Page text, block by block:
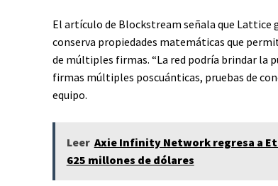
El artículo de Blockstream señala que Lattice
conserva propiedades matemáticas que
de múltiples firmas. “La red podría brindar la
firmas múltiples poscuánticas, pruebas de
equipo.
Leer Axie Infinity Network regresa a
625 millones de dólares